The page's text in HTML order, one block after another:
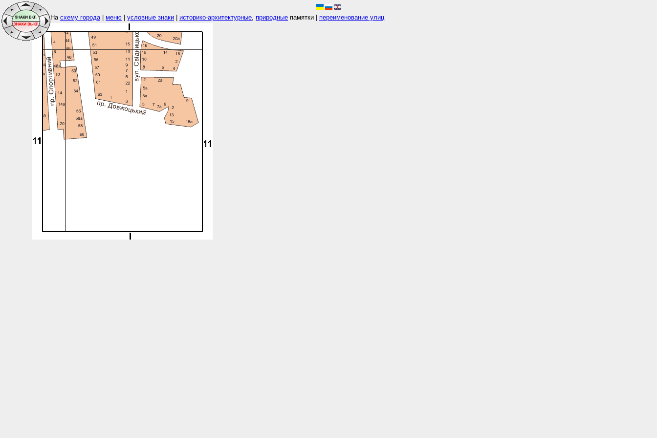
На схему города| меню условные знаки историко-архитектурные, природные памятки | переименование улиц